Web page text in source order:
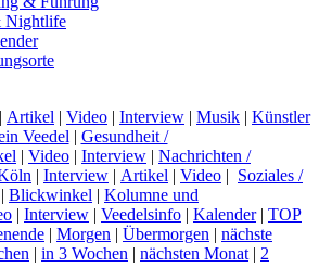
Nightlife
Artikel | Video | Interview | Musik | Künstler
Veedel | Gesundheit /
| Video | Interview | Nachrichten /
| Interview | Artikel | Video | Soziales /
| Blickwinkel | Kolumne und
| Interview | Veedelsinfo | Kalender| TOP
| Morgen | Übermorgen | nächste
| in 3 Wochen | nächsten Monat | 2